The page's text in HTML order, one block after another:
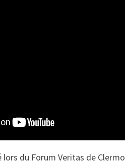
du Forum Veritas de